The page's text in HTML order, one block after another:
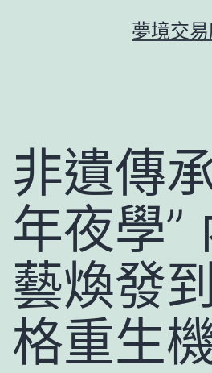
夢境交
非遺傳
年夜學”
藝煥發
格重生